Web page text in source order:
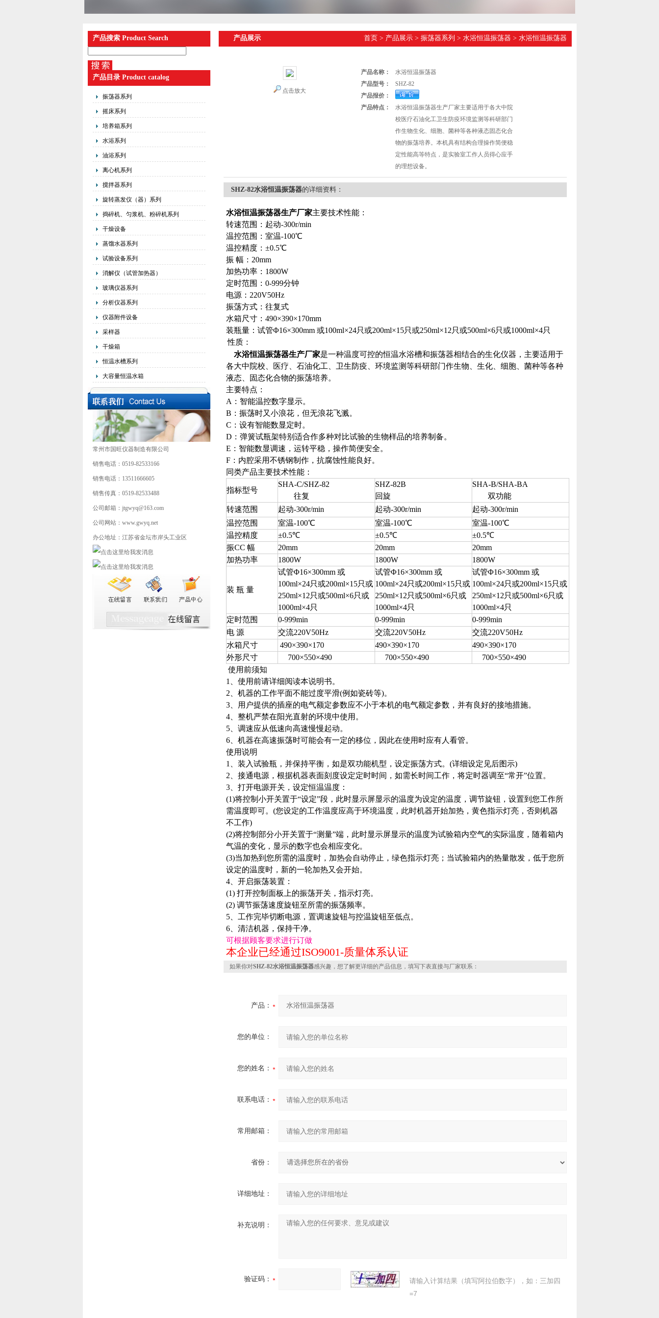
产品搜索 Product Search
产品目录 Product catalog
振荡器系列
摇床系列
培养箱系列
水浴系列
油浴系列
离心机系列
搅拌器系列
旋转蒸发仪（器）系列
捣碎机、匀浆机、粉碎机系列
干燥设备
蒸馏水器系列
试验设备系列
消解仪（试管加热器）
玻璃仪器系列
分析仪器系列
仪器附件设备
采样器
干燥箱
恒温水槽系列
大容量恒温水箱
常州市国旺仪器制造有限公司
销售电话：0519-82533166
销售电话：13511666605
销售传真：0519-82533488
公司邮箱：jtgwyq@163.com
公司网站：www.gwyq.net
办公地址：江苏省金坛市岸头工业区
产品展示 首页 > 产品展示> 振荡器系列 > 水浴恒温振荡器 > 水浴恒温振荡器
点击放大
产品名称：
水浴恒温振荡器
产品型号：
SHZ-82
产品报价：
产品特点：
水浴恒温振荡器生产厂家主要适用于各大中院
校医疗石油化工卫生防疫环境监测等科研部门
作生物生化、细胞、菌种等各种液态固态化合
物的振荡培养。本机具有结构合理操作简便稳
定性能高等特点，是实验室工作人员得心应手
的理想设备。
SHZ-82水浴恒温振荡器的详细资料：
水浴恒温振荡器生产厂家主要技术性能：
转速范围：起动-300r/min
温控范围：室温-100℃
温控精度：±0.5℃
振 幅：20mm
加热功率：1800W
定时范围：0-999分钟
电源：220V50Hz
振荡方式：往复式
水箱尺寸：490×390×170mm
装瓶量： 试管Φ16×300mm 或100ml×24只或200ml×15只或250ml×12只或500ml×6只或1000ml×4只
性质：
水浴恒温振荡器生产厂家是一种温度可控的恒温水浴槽和振荡器相结合的生化仪器，主要适用于
各大中院校、医疗、石油化工、卫生防疫、环境监测等科研部门作生物、生化、细胞、菌种等各种
液态、固态化合物的振荡培养。
主要特点：
A：智能温控数字显示。
B：振荡时又小浪花，但无浪花飞溅。
C：设有智能数显定时。
D：弹簧试瓶架特别适合作多种对比试验的生物样品的培养制备。
E：智能数显调速，运转平稳，操作简便安全。
F：内腔采用不锈钢制作，抗腐蚀性能良好。
同类产品主要技术性能：
指标型号
SHA-C/SHZ-82
往复
SHZ-82B
回旋
SHA-B/SHA-BA
双功能
转速范围
起动-300r/min 起动-300r/min
起动-300r/min
温控范围
室温-100℃ 室温-100℃
室温-100℃
温控精度
±0.5℃ ±0.5℃
±0.5℃
振CC 幅
20mm 20mm
20mm
加热功率
1800W 1800W 1800W
装 瓶 量
试管Φ16×300mm 或
100ml×24只或200ml×15只或
250ml×12只或500ml×6只或
1000ml×4只
试管Φ16×300mm 或
100ml×24只或200ml×15只或
250ml×12只或500ml×6只或
1000ml×4只
试管Φ16×300mm 或
100ml×24只或200ml×15只或
250ml×12只或500ml×6只或
1000ml×4只
定时范围
0-999min 0-999min
0-999min
电 源
交流220V50Hz 交流220V50Hz
交流220V50Hz
水箱尺寸
490×390×170 490×390×170
490×390×170
外形尺寸
700×550×490 700×550×490
700×550×490
使用前须知
1、使用前请详细阅读本说明书。
2、机器的工作平面不能过度平滑(例如瓷砖等)。
3、用户提供的插座的电气额定参数应不小于本机的电气额定参数，并有良好的接地措施。
4、整机严禁在阳光直射的环境中使用。
5、调速应从低速向高速慢慢起动。
6、机器在高速振荡时可能会有一定的移位，因此在使用时应有人看管。
使用说明
1、装入试验瓶，并保持平衡，如是双功能机型，设定振荡方式。(详细设定见后图示)
2、接通电源，根据机器表面刻度设定定时时间，如需长时间工作，将定时器调至“常开”位置。
3、打开电源开关，设定恒温温度：
(1)将控制小开关置于“设定”段，此时显示屏显示的温度为设定的温度，调节旋钮，设置到您工作所
需温度即可。(您设定的工作温度应高于环境温度，此时机器开始加热，黄色指示灯亮，否则机器
不工作)
(2)将控制部分小开关置于“测量”端，此时显示屏显示的温度为试验箱内空气的实际温度，随着箱内
气温的变化，显示的数字也会相应变化。
(3)当加热到您所需的温度时，加热会自动停止，绿色指示灯亮；当试验箱内的热量散发，低于您所
设定的温度时，新的一轮加热又会开始。
4、开启振荡装置：
(1) 打开控制面板上的振荡开关，指示灯亮。
(2) 调节振荡速度旋钮至所需的振荡频率。
5、工作完毕切断电源，置调速旋钮与控温旋钮至低点。
6、清洁机器，保持干净。
可根据顾客要求进行订做
本企业已经通过ISO9001-质量体系认证
如果你对SHZ-82水浴恒温振荡器感兴趣，想了解更详细的产品信息，填写下表直接与厂家联系：
产品：
您的单位：
您的姓名：
联系电话：
常用邮箱：
省份：
详细地址：
补充说明：
验证码：
请输入计算结果（填写阿拉伯数字），如：三加四
=7